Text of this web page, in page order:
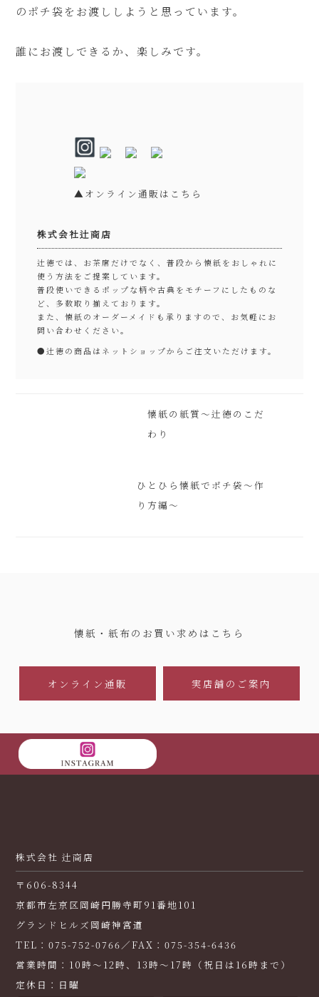
のポチ袋をお渡ししようと思っています。
誰にお渡しできるか、楽しみです。
▲オンライン通販はこちら
株式会社辻商店
辻徳では、お茶席だけでなく、普段から懐紙をおしゃれに
使う方法をご提案しています。
普段使いできるポップな柄や古典をモチーフにしたものな
ど、多数取り揃えております。
また、懐紙のオーダーメイドも承りますので、お気軽にお
問い合わせください。
●辻徳の商品はネットショップからご注文いただけます。
懐紙の紙質～辻徳のこだ
わり
ひとひら懐紙でポチ袋～作
り方編～
懐紙・紙布のお買い求めはこちら
オンライン通販 実店舗のご案内
株式会社 辻商店
〒606-8344
京都市左京区岡崎円勝寺町91番地101
グランドヒルズ岡崎神宮道
TEL：075-752-0766／FAX：075-354-6436
営業時間：10時～12時、13時～17時（祝日は16時まで）
定休日：日曜